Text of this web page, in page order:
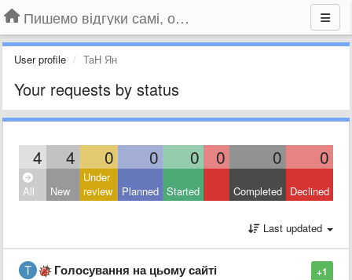
Пишемо відгуки самі, обговорюємо інші ідеї та пропозиції до Громадського Телебачення
User profile ТаН Ян
Your requests by status
4 4 0 0 0 0 0 0
All New
Under
review
Planned Started Completed Declined
Last updated
+1
Голосування на цьому сайті